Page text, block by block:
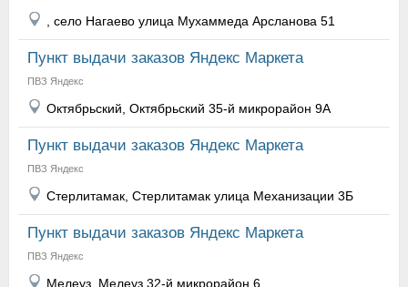
, село Нагаево улица Мухаммеда Арсланова 51
Пункт выдачи заказов Яндекс Маркета
ПВЗ Яндекс
Октябрьский, Октябрьский 35-й микрорайон 9А
Пункт выдачи заказов Яндекс Маркета
ПВЗ Яндекс
Стерлитамак, Стерлитамак улица Механизации 3Б
Пункт выдачи заказов Яндекс Маркета
ПВЗ Яндекс
Мелеуз, Мелеуз 32-й микрорайон 6